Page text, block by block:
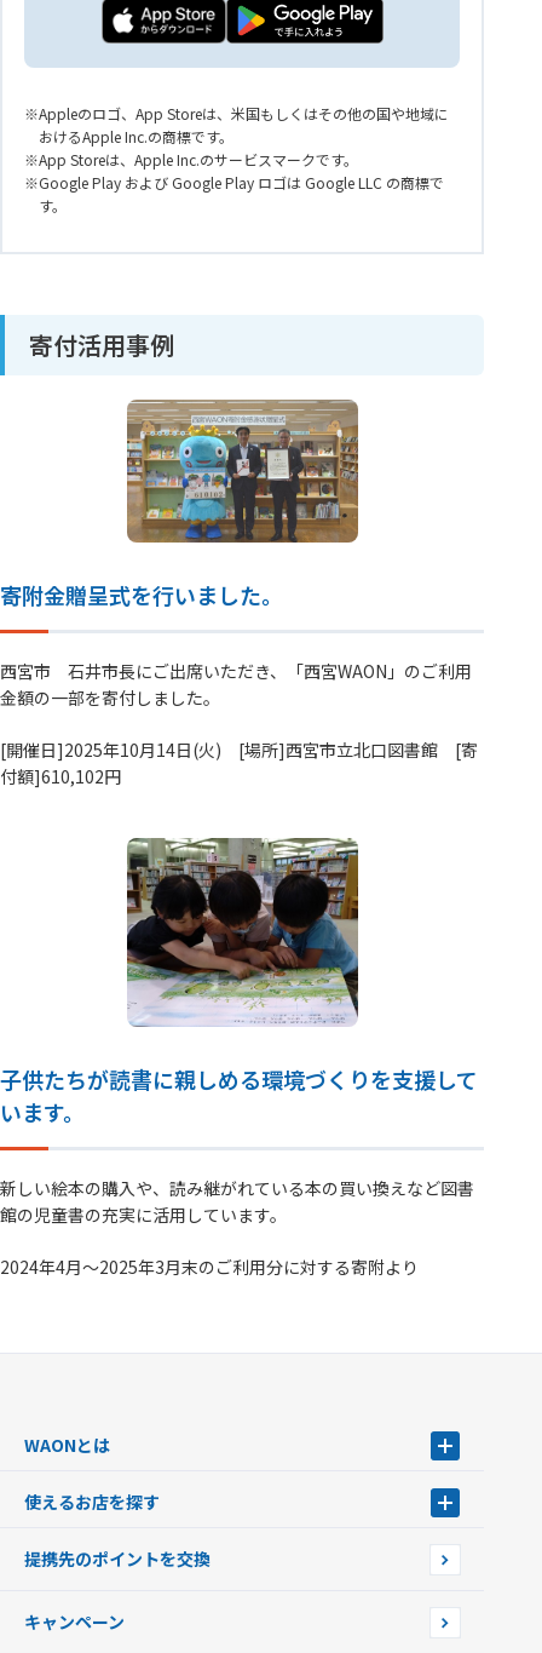
Appleのロゴ、App Storeは、米国もしくはその他の国や地域に
おけるApple Inc.の商標です。
App Storeは、Apple Inc.のサービスマークです。
Google Play および Google Play ロゴは Google LLC の商標で
す。
寄付活用事例
寄附金贈呈式を行いました。
西宮市 石井市長にご出席いただき、「西宮WAON」のご利用
金額の一部を寄付しました。
[開催日]2025年10月14日(火) [場所]西宮市立北口図書館 [寄
付額]610,102円
子供たちが読書に親しめる環境づくりを支援して
います。
新しい絵本の購入や、読み継がれている本の買い換えなど図書
館の児童書の充実に活用しています。
2024年4月～2025年3月末のご利用分に対する寄附より
WAONとは
WAONを申込む
インターネット上でのお買い物について（ネット決済）
使えるお店を探す
店舗検索
イオン銀行ATM設置場所
提携先のポイントを交換
キャンペーン